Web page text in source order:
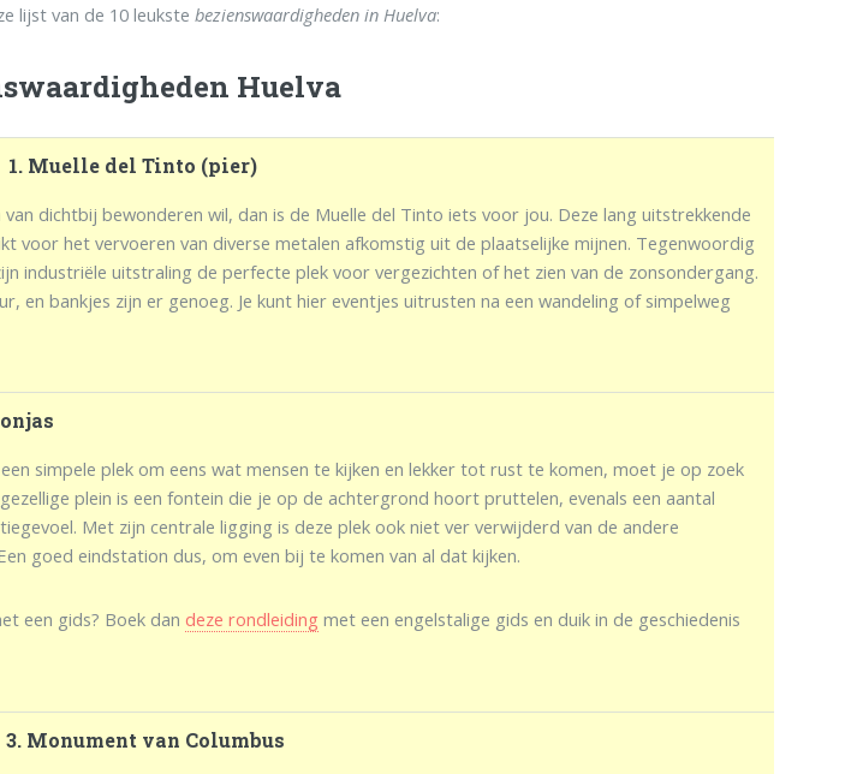
lijst van de 10 leukstebezienswaardigheden in Huelva:
Huelva
1. Muelle del Tinto (pier)
dichtbij bewonderen wil, dan is de Muelle del Tinto iets voor jou. Deze lang uitstrekkende
voor het vervoeren van diverse metalen afkomstig uit de plaatselijke mijnen. Tegenwoordig
industriële uitstraling de perfecte plek voor vergezichten of het zien van de zonsondergang.
en bankjes zijn er genoeg. Je kunt hier eventjes uitrusten na een wandeling of simpelweg
simpele plek om eens wat mensen te kijken en lekker tot rust te komen, moet je op zoek
plein is een fontein die je op de achtergrond hoort pruttelen, evenals een aantal
Met zijn centrale ligging is deze plek ook niet ver verwijderd van de andere
goed eindstation dus, om even bij te komen van al dat kijken.
een gids? Boek dan deze rondleiding met een engelstalige gids en duik in de geschiedenis
3. Monument van Columbus